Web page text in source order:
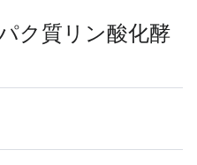
ク質リン酸化酵